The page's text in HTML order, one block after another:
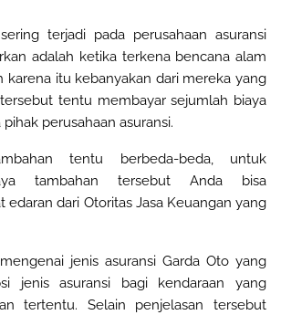
terjadi pada perusahaan asuransi
adalah ketika terkena bencana alam
karena itu kebanyakan dari mereka yang
tentu membayar sejumlah biaya
perusahaan asuransi.
tentu berbeda-beda, untuk
tambahan tersebut Anda bisa
edaran dari Otoritas Jasa Keuangan yang
jenis asuransi Garda Oto yang
jenis asuransi bagi kendaraan yang
tertentu. Selain penjelasan tersebut